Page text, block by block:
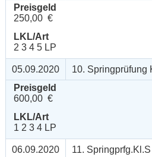
Preisgeld
250,00 €
LKL/Art
2 3 4 5 LP
05.09.2020 10. Springprüfung
Preisgeld
600,00 €
LKL/Art
1 2 3 4 LP
06.09.2020 11.